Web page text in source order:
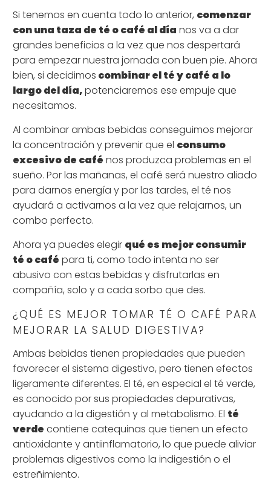
Si tenemos en cuenta todo lo anterior, comenzar
con una taza de té o café al día nos va a dar
grandes beneficios a la vez que nos despertará
para empezar nuestra jornada con buen pie. Ahora
bien, si decidimos combinar el té y café a lo
largo del día,potenciaremos ese empuje que
necesitamos.
Al combinar ambas bebidas conseguimos mejorar
la concentración y prevenir que el consumo
excesivo de café nos produzca problemas en el
sueño. Por las mañanas, el café será nuestro aliado
para darnos energía y por las tardes, el té nos
ayudará a activarnos a la vez que relajarnos, un
combo perfecto.
Ahora ya puedes elegir qué es mejor consumir
té o café para ti, como todo intenta no ser
abusivo con estas bebidas y disfrutarlas en
compañía, solo y a cada sorbo que des.
¿QUÉ ES MEJOR TOMAR TÉ O CAFÉ PARA
MEJORAR LA SALUD DIGESTIVA?
Ambas bebidas tienen propiedades que pueden
favorecer el sistema digestivo, pero tienen efectos
ligeramente diferentes. El té, en especial el té verde,
es conocido por sus propiedades depurativas,
ayudando a la digestión y al metabolismo. El té
verde contiene catequinas que tienen un efecto
antioxidante y antiinflamatorio, lo que puede aliviar
problemas digestivos como la indigestión o el
estreñimiento.